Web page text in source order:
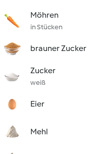
Möhren
in Stücken
brauner Zucker
Zucker
weiß
Eier
Mehl